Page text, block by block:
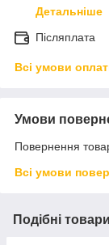
Детальніше
Післяплата
Всі умови
Умови
Повернення
Всі умови
Подібні